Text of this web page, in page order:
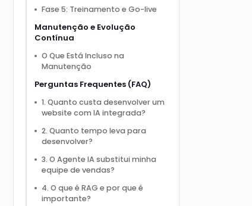
Fase 5: Treinamento e Go-live
Manutenção e Evolução
Contínua
O Que Está Incluso na
Manutenção
Perguntas Frequentes (FAQ)
1. Quanto custa desenvolver um
website com IA integrada?
2. Quanto tempo leva para
desenvolver?
3. O Agente IA substitui minha
equipe de vendas?
4. O que é RAG e por que é
importante?